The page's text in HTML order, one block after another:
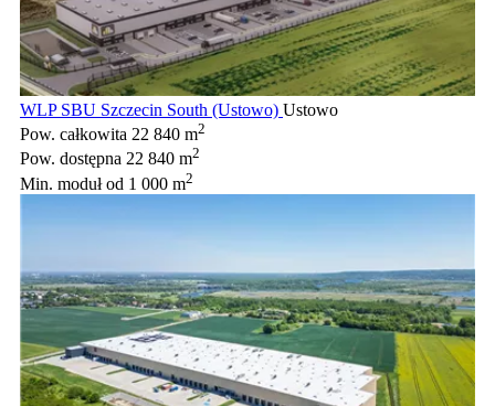
WLP SBU Szczecin South (Ustowo) Ustowo
Pow. całkowita 22 840 m2
Pow. dostępna 22 840 m2
Min. modułod 1 000 m2